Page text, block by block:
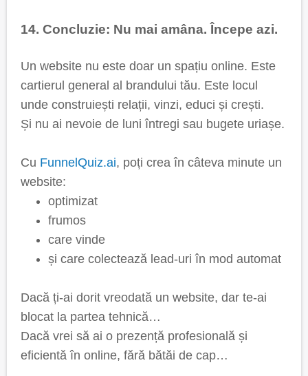
14. Concluzie: Nu mai amâna. Începe azi.
Un website nu este doar un spațiu online. Este
cartierul general al brandului tău. Este locul
unde construiești relații, vinzi, educi și crești.
Și nu ai nevoie de luni întregi sau bugete uriașe.
Cu FunnelQuiz.ai, poți crea în câteva minute un
website:
optimizat
frumos
care vinde
și care colectează lead-uri în mod automat
Dacă ți-ai dorit vreodată un website, dar te-ai
blocat la partea tehnică…
Dacă vrei să ai o prezență profesională și
eficientă în online, fără bătăi de cap…